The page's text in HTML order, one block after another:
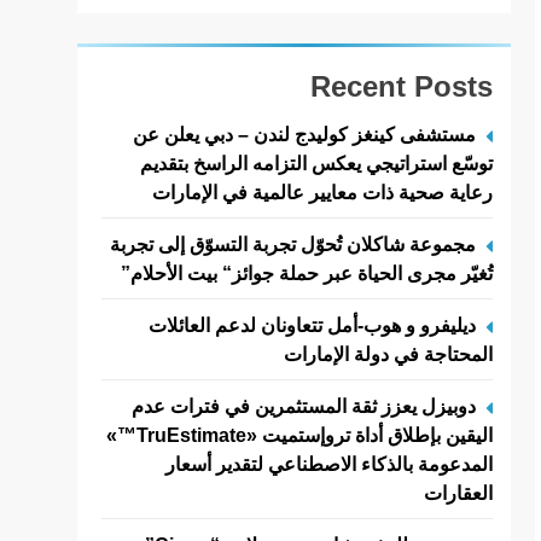
Recent Posts
مستشفى كينغز كوليدج لندن – دبي يعلن عن
توسّع استراتيجي يعكس التزامه الراسخ بتقديم
رعاية صحية ذات معايير عالمية في الإمارات
مجموعة شاكلان تُحوّل تجربة التسوّق إلى تجربة
تُغيّر مجرى الحياة عبر حملة جوائز“ بيت الأحلام”
ديليفرو و هوب-أمل تتعاونان لدعم العائلات
المحتاجة في دولة الإمارات
دوبيزل يعزز ثقة المستثمرين في فترات عدم
اليقين بإطلاق أداة تروإستميت «TruEstimate
™»
المدعومة بالذكاء الاصطناعي لتقدير أسعار
العقارات